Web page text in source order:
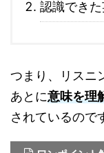
認識でき
つまり、リスニ
あとに意味を理
されているので